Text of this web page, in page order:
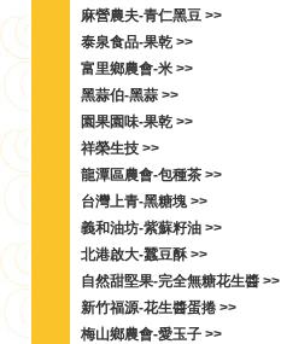
麻營農夫-青仁黑豆 >>
泰泉食品-果乾 >>
富里鄉農會-米 >>
黑蒜伯-黑蒜 >>
園果園味-果乾 >>
祥榮生技 >>
龍潭區農會-包種茶 >>
台灣上青-黑糖塊 >>
義和油坊-紫蘇籽油 >>
北港啟大-蠶豆酥 >>
自然甜堅果-完全無糖花生醬 >>
新竹福源-花生醬蛋捲 >>
梅山鄉農會-愛玉子 >>